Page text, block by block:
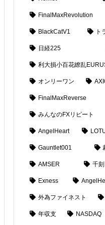
FinalMaxRevolution
BlackCatV1 ト
日経225
利大損小百花繚乱
オンリーワン
FinalMaxReverse
みんなのFXリピート
AngelHeart
Gauntlet001
AMSER 千刻
Exness
外為ファイネスト
年収支 NASDAQ